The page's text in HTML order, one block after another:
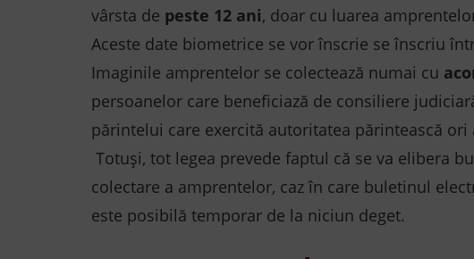
vârsta de peste 12 ani, doar cu luarea
Aceste date biometrice se vor înscrie se înscriu
Imaginile amprentelor se colectează numai cu
persoanelor care beneficiază de consiliere
părintelui care exercită autoritatea părintească
Totuși, tot legea prevede faptul că se va elibera
colectare a amprentelor, caz în care buletinul
este posibilă temporar de la niciun deget.